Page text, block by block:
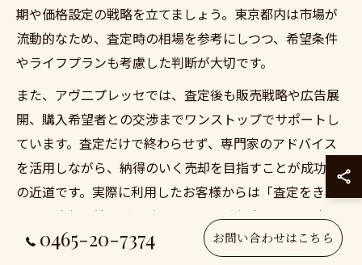
期や価格設定の戦略を立てましょう。東京都内は市場が
流動的なため、査定時の相場を参考にしつつ、希望条件
やライフプランも考慮した判断が大切です。
また、アヴ二プレッセでは、査定後も販売戦略や広告展
開、購入希望者との交渉までワンストップでサポートし
ています。査定だけで終わらせず、専門家のアドバイス
を活用しながら、納得のいく売却を目指すことが成功へ
の近道です。実際に利用したお客様からは「査定をきっ
かけに売却の流れが明確になった」「想定より高く売れ
た」といった声も寄せられています。
0465-20-7374 お問い合わせはこちら